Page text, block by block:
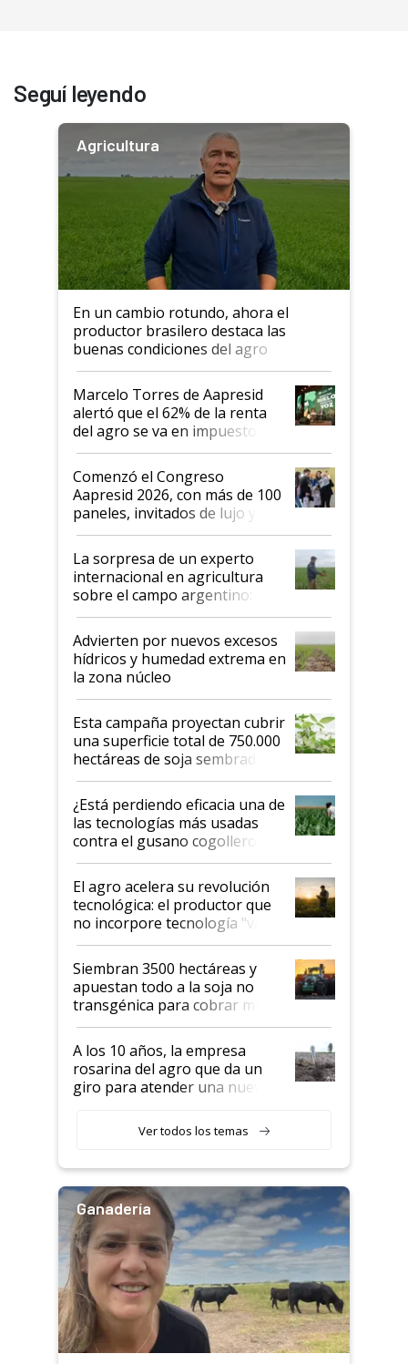
Seguí leyendo
Agricultura
En un cambio rotundo, ahora el
productor brasilero destaca las
buenas condiciones del agro
argentino para invertir: "Los veo
más motivados"
Marcelo Torres de Aapresid
alertó que el 62% de la renta
del agro se va en impuestos:
"No es bueno que en
Argentina se sigan discutiendo
las mismas cosas de hace 50
años"
Comenzó el Congreso
Aapresid 2026, con más de 100
paneles, invitados de lujo y
todas las tendencias
La sorpresa de un experto
internacional en agricultura
sobre el campo argentino:
"Estoy muy impresionado"
Advierten por nuevos excesos
hídricos y humedad extrema en
la zona núcleo
Esta campaña proyectan cubrir
una superficie total de 750.000
hectáreas de soja sembradas
con una nueva generación de
variedades que marcan un
salto tecnológico en genética y
rendimiento
¿Está perdiendo eficacia una de
las tecnologías más usadas
contra el gusano cogollero? El
desafío de una tecnología clave
El agro acelera su revolución
tecnológica: el productor que
no incorpore tecnología "va a
perder el tren"
Siembran 3500 hectáreas y
apuestan todo a la soja no
transgénica para cobrar más
por tonelada: compraron un
semillero
A los 10 años, la empresa
rosarina del agro que da un
giro para atender una nueva
Ver todos los temas
Ganadería